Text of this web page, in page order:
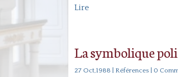
Lire
La symbolique
27 Oct,1988 Références | 0